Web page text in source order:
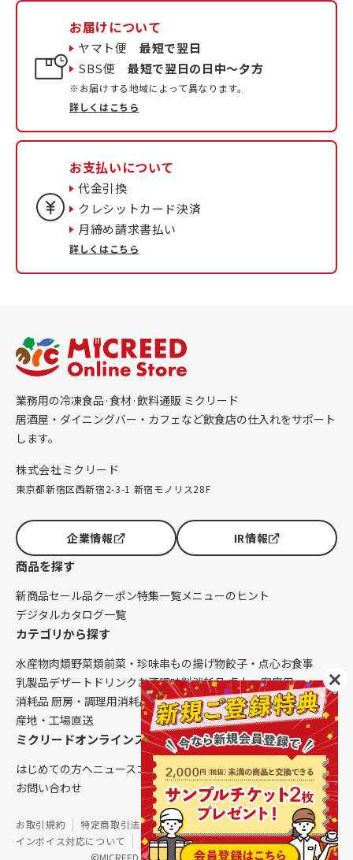
お届けについて
ヤマト便最短で翌日
SBS便最短で翌日の日中〜夕方
※お届けする地域によって異なります。
詳しくはこちら
お支払いについて
代金引換
クレシットカード決済
月締め請求書払い
詳しくはこちら
業務用の冷凍食品·食材·飲料通販 ミクリード
居酒屋・ダイニングバー・カフェなど飲食店の仕入れをサポート
します。
株式会社ミクリード
東京都新宿区西新宿2-3-1 新宿モノリス28F
企業情報 IR情報
商品を探す
新商品セール品クーポン特集一覧メニューのヒント
デジタルカタログ一覧
カテゴリから探す
水産物肉類野菜類前菜・珍味串もの揚げ物餃子・点心お食事
乳製品デザート ドリンク お酒調味料消耗品 卓上・客席用
消耗品 厨房・調理用消耗品 クレンリネス生鮮品（配送便限定）
産地・工場直送
ミクリードオンラインストアについて
はじめての方へニュースコラムご利用ガイド会社概要
お問い合わせ
©MICREED CO.,LTD. All Rights Reserved.
お取引規約 特定商取引法に基づく表記
個人情報保護方針
インボイス対応について
サイトマップ